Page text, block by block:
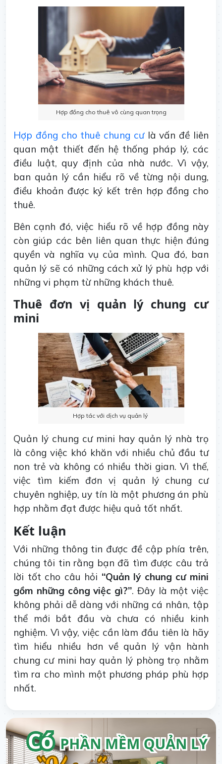
Hợp đồng cho thuê vô cùng quan trọng
Hợp đồng cho thuê chung cưlà vấn đề liên
quan mật thiết đến hệ thống pháp lý, các
điều luật, quy định của nhà nước. Vì vậy,
ban quản lý cần hiểu rõ về từng nội dung,
điều khoản được ký kết trên hợp đồng cho
thuê.
Bên cạnh đó, việc hiểu rõ về hợp đồng này
còn giúp các bên liên quan thực hiện đúng
quyền và nghĩa vụ của mình. Qua đó, ban
quản lý sẽ có những cách xử lý phù hợp với
những vi phạm từ những khách thuê.
Thuê đơn vị quản lý chung cư
mini
Hợp tác với dịch vụ quản lý
Quản lý chung cư mini hay quản lý nhà trọ
là công việc khó khăn với nhiều chủ đầu tư
non trẻ và không có nhiều thời gian. Vì thế,
việc tìm kiếm đơn vị quản lý chung cư
chuyên nghiệp, uy tín là một phương án phù
hợp nhằm đạt được hiệu quả tốt nhất.
Kết luận
Với những thông tin được đề cập phía trên,
chúng tôi tin rằng bạn đã tìm được câu trả
lời tốt cho câu hỏi “Quản lý chung cư mini
gồm những công việc gì?”. Đây là một việc
không phải dễ dàng với những cá nhân, tập
thể mới bắt đầu và chưa có nhiều kinh
nghiệm. Vì vậy, việc cần làm đầu tiên là hãy
tìm hiểu nhiều hơn về quản lý vận hành
chung cư mini hay quản lý phòng trọ nhằm
tìm ra cho mình một phương pháp phù hợp
nhất.